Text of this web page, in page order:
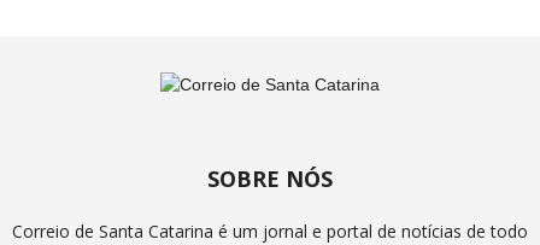
SOBRE NÓS
Correio de Santa Catarina é um jornal e portal de notícias de todo